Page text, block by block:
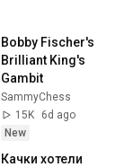
Bobby Fischer's
Brilliant King's
Gambit
SammyChess
15K
6d ago
New
Качки хотели